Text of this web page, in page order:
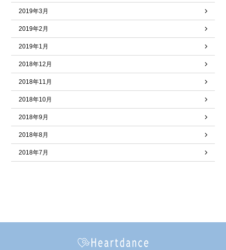
2019年3月
2019年2月
2019年1月
2018年12月
2018年11月
2018年10月
2018年9月
2018年8月
2018年7月